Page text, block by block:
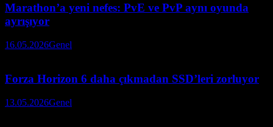
Marathon’a yeni nefes: PvE ve PvP aynı oyunda
ayrışıyor
16.05.2026Genel
Forza Horizon 6 daha çıkmadan SSD’leri zorluyor
13.05.2026Genel